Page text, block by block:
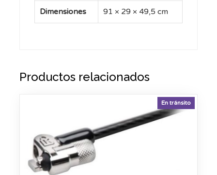
Dimensiones 91 × 29 × 49,5 cm
Productos relacionados
En tránsito